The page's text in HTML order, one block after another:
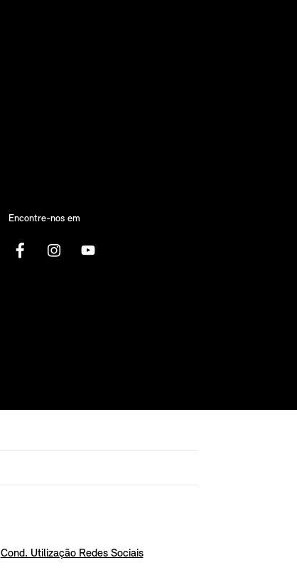
Encontre-nos em
Cond. Utilização Redes Sociais